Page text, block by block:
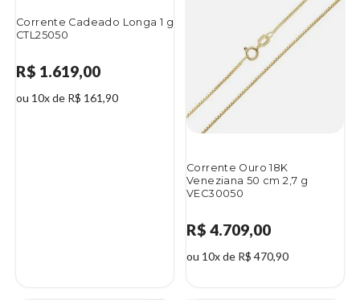
Corrente Cadeado Longa 1 g
CTL25050
R$ 1.619,00
ou 10x de R$ 161,90
Corrente Ouro 18K
Veneziana 50 cm 2,7 g
VEC30050
R$ 4.709,00
ou 10x de R$ 470,90